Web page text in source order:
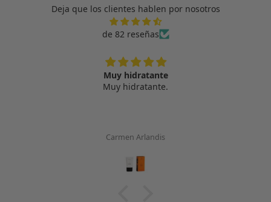
Deja que los clientes hablen por nosotros
de 82 reseñas
Muy hidratante
Muy hidratante.
Carmen Arlandis